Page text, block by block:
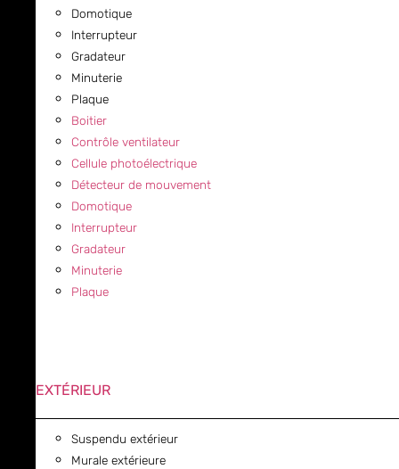
Domotique
Interrupteur
Gradateur
Minuterie
Plaque
Boitier
Contrôle ventilateur
Cellule photoélectrique
Détecteur de mouvement
Domotique
Interrupteur
Gradateur
Minuterie
Plaque
EXTÉRIEUR
Suspendu extérieur
Murale extérieure